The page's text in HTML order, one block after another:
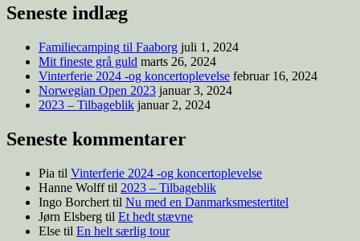
Seneste indlæg
Familiecamping til Faaborg juli 1, 2024
Mit fineste grå guld marts 26, 2024
Vinterferie 2024 -og koncertoplevelse februar 16, 2024
Norwegian Open 2023 januar 3, 2024
2023 – Tilbageblik januar 2, 2024
Seneste kommentarer
Pia til Vinterferie 2024 -og koncertoplevelse
Hanne Wolfftil 2023 – Tilbageblik
Ingo Borchert til Nu med en Danmarksmestertitel
Jørn Elsberg til Et hedt stævne
Else til En helt særlig tour